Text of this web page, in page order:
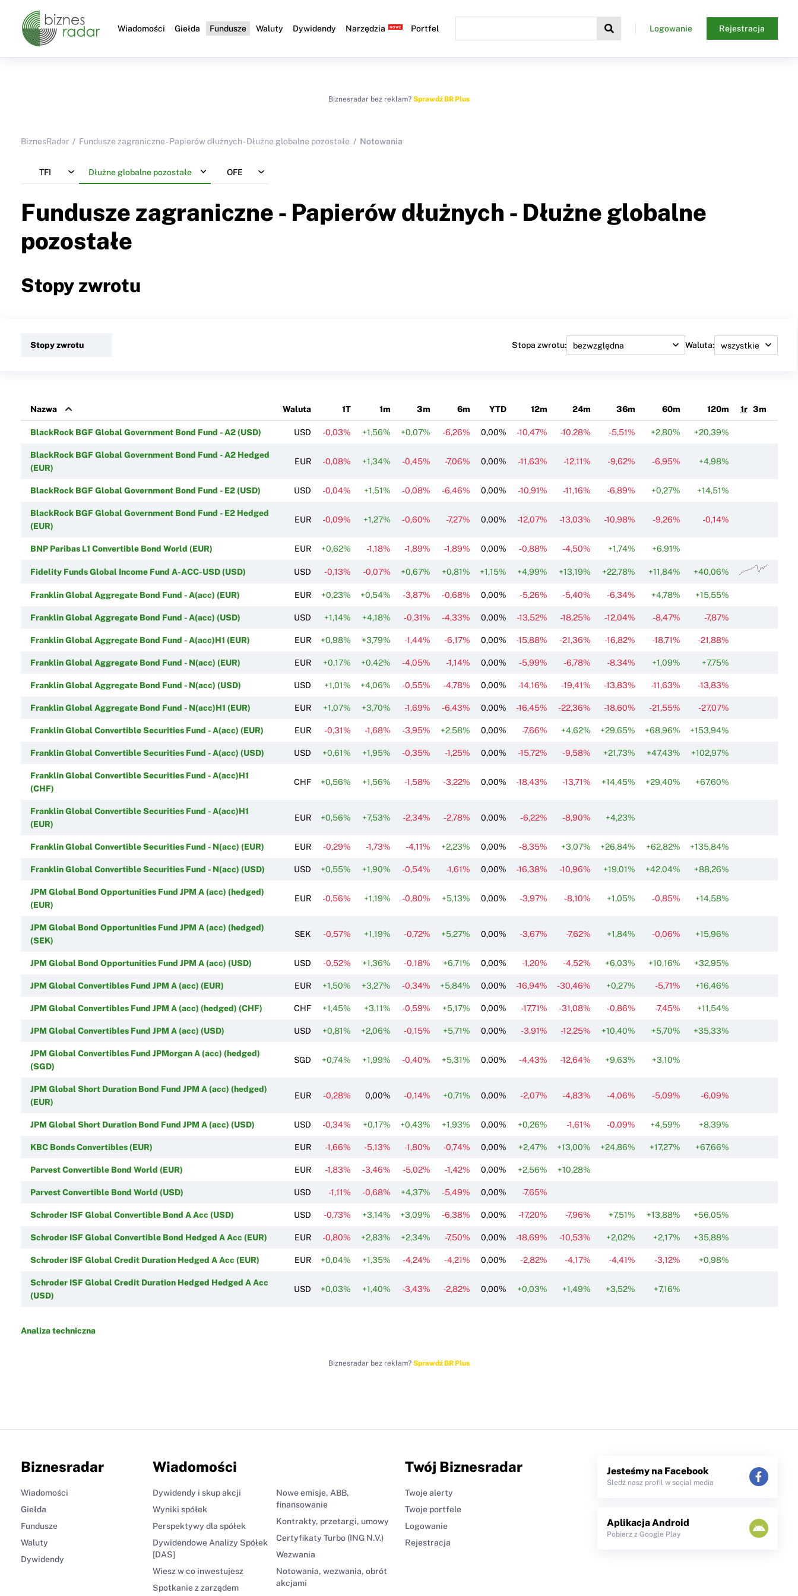
Wiadomości Giełda Fundusze Waluty Dywidendy Narzędzia Portfel Logowanie Rejestracja
Biznesradar bez reklam? Sprawdź BR Plus
BiznesRadar Fundusze zagraniczne - Papierów dłużnych - Dłużne globalne pozostałe Notowania
TFI Dłużne globalne pozostałe OFE
Fundusze zagraniczne - Papierów dłużnych - Dłużne globalne
pozostałe
Stopy zwrotu
Stopy zwrotu Stopa zwrotu: Waluta:
Nazwa Waluta 1T 1m 3m 6m YTD 12m 24m 36m 60m 120m 1r 3m
BlackRock BGF Global Government Bond Fund - A2 (USD) USD -0,03% +1,56% +0,07% -6,26% 0,00% -10,47% -10,28% -5,51% +2,80% +20,39%
BlackRock BGF Global Government Bond Fund - A2 Hedged
(EUR)
EUR -0,08% +1,34% -0,45% -7,06% 0,00% -11,63% -12,11% -9,62% -6,95% +4,98%
BlackRock BGF Global Government Bond Fund - E2 (USD) USD -0,04% +1,51% -0,08% -6,46% 0,00% -10,91% -11,16% -6,89% +0,27% +14,51%
BlackRock BGF Global Government Bond Fund - E2 Hedged
(EUR)
EUR -0,09% +1,27% -0,60% -7,27% 0,00% -12,07% -13,03% -10,98% -9,26% -0,14%
BNP Paribas L1 Convertible Bond World (EUR) EUR +0,62% -1,18% -1,89% -1,89% 0,00% -0,88% -4,50% +1,74% +6,91%
Fidelity Funds Global Income Fund A-ACC-USD (USD) USD -0,13% -0,07% +0,67% +0,81% +1,15% +4,99% +13,19% +22,78% +11,84% +40,06%
Franklin Global Aggregate Bond Fund - A(acc) (EUR) EUR +0,23% +0,54% -3,87% -0,68% 0,00% -5,26% -5,40% -6,34% +4,78% +15,55%
Franklin Global Aggregate Bond Fund - A(acc) (USD) USD +1,14% +4,18% -0,31% -4,33% 0,00% -13,52% -18,25% -12,04% -8,47% -7,87%
Franklin Global Aggregate Bond Fund - A(acc)H1 (EUR) EUR +0,98% +3,79% -1,44% -6,17% 0,00% -15,88% -21,36% -16,82% -18,71% -21,88%
Franklin Global Aggregate Bond Fund - N(acc) (EUR) EUR +0,17% +0,42% -4,05% -1,14% 0,00% -5,99% -6,78% -8,34% +1,09% +7,75%
Franklin Global Aggregate Bond Fund - N(acc) (USD) USD +1,01% +4,06% -0,55% -4,78% 0,00% -14,16% -19,41% -13,83% -11,63% -13,83%
Franklin Global Aggregate Bond Fund - N(acc)H1 (EUR) EUR +1,07% +3,70% -1,69% -6,43% 0,00% -16,45% -22,36% -18,60% -21,55% -27,07%
Franklin Global Convertible Securities Fund - A(acc) (EUR) EUR -0,31% -1,68% -3,95% +2,58% 0,00% -7,66% +4,62% +29,65% +68,96% +153,94%
Franklin Global Convertible Securities Fund - A(acc) (USD) USD +0,61% +1,95% -0,35% -1,25% 0,00% -15,72% -9,58% +21,73% +47,43% +102,97%
Franklin Global Convertible Securities Fund - A(acc)H1
(CHF)
CHF +0,56% +1,56% -1,58% -3,22% 0,00% -18,43% -13,71% +14,45% +29,40% +67,60%
Franklin Global Convertible Securities Fund - A(acc)H1
(EUR)
EUR +0,56% +7,53% -2,34% -2,78% 0,00% -6,22% -8,90% +4,23%
Franklin Global Convertible Securities Fund - N(acc) (EUR) EUR -0,29% -1,73% -4,11% +2,23% 0,00% -8,35% +3,07% +26,84% +62,82% +135,84%
Franklin Global Convertible Securities Fund - N(acc) (USD) USD +0,55% +1,90% -0,54% -1,61% 0,00% -16,38% -10,96% +19,01% +42,04% +88,26%
JPM Global Bond Opportunities Fund JPM A (acc) (hedged)
(EUR)
EUR -0,56% +1,19% -0,80% +5,13% 0,00% -3,97% -8,10% +1,05% -0,85% +14,58%
JPM Global Bond Opportunities Fund JPM A (acc) (hedged)
(SEK)
SEK -0,57% +1,19% -0,72% +5,27% 0,00% -3,67% -7,62% +1,84% -0,06% +15,96%
JPM Global Bond Opportunities Fund JPM A (acc) (USD) USD -0,52% +1,36% -0,18% +6,71% 0,00% -1,20% -4,52% +6,03% +10,16% +32,95%
JPM Global Convertibles Fund JPM A (acc) (EUR) EUR +1,50% +3,27% -0,34% +5,84% 0,00% -16,94% -30,46% +0,27% -5,71% +16,46%
JPM Global Convertibles Fund JPM A (acc) (hedged) (CHF) CHF +1,45% +3,11% -0,59% +5,17% 0,00% -17,71% -31,08% -0,86% -7,45% +11,54%
JPM Global Convertibles Fund JPM A (acc) (USD) USD +0,81% +2,06% -0,15% +5,71% 0,00% -3,91% -12,25% +10,40% +5,70% +35,33%
JPM Global Convertibles Fund JPMorgan A (acc) (hedged)
(SGD)
SGD +0,74% +1,99% -0,40% +5,31% 0,00% -4,43% -12,64% +9,63% +3,10%
JPM Global Short Duration Bond Fund JPM A (acc) (hedged)
(EUR)
EUR -0,28% 0,00% -0,14% +0,71% 0,00% -2,07% -4,83% -4,06% -5,09% -6,09%
JPM Global Short Duration Bond Fund JPM A (acc) (USD) USD -0,34% +0,17% +0,43% +1,93% 0,00% +0,26% -1,61% -0,09% +4,59% +8,39%
KBC Bonds Convertibles (EUR) EUR -1,66% -5,13% -1,80% -0,74% 0,00% +2,47% +13,00% +24,86% +17,27% +67,66%
Parvest Convertible Bond World (EUR) EUR -1,83% -3,46% -5,02% -1,42% 0,00% +2,56% +10,28%
Parvest Convertible Bond World (USD) USD -1,11% -0,68% +4,37% -5,49% 0,00% -7,65%
Schroder ISF Global Convertible Bond A Acc (USD) USD -0,73% +3,14% +3,09% -6,38% 0,00% -17,20% -7,96% +7,51% +13,88% +56,05%
Schroder ISF Global Convertible Bond Hedged A Acc (EUR) EUR -0,80% +2,83% +2,34% -7,50% 0,00% -18,69% -10,53% +2,02% +2,17% +35,88%
Schroder ISF Global Credit Duration Hedged A Acc (EUR) EUR +0,04% +1,35% -4,24% -4,21% 0,00% -2,82% -4,17% -4,41% -3,12% +0,98%
Schroder ISF Global Credit Duration Hedged Hedged A Acc
(USD)
USD +0,03% +1,40% -3,43% -2,82% 0,00% +0,03% +1,49% +3,52% +7,16%
Analiza techniczna
Biznesradar bez reklam? Sprawdź BR Plus
Biznesradar
Wiadomości
Giełda
Fundusze
Waluty
Dywidendy
Wiadomości
Dywidendy i skup akcji
Wyniki spółek
Perspektywy dla spółek
Dywidendowe Analizy Spółek
[DAS]
Wiesz w co inwestujesz
Spotkanie z zarządem
Nowe emisje, ABB,
finansowanie
Kontrakty, przetargi, umowy
Certyfikaty Turbo (ING N.V.)
Wezwania
Notowania, wezwania, obrót
akcjami
Twój Biznesradar
Twoje alerty
Twoje portfele
Logowanie
Rejestracja
Jesteśmy na Facebook
Śledź nasz profil w social media
Aplikacja Android
Pobierz z Google Play